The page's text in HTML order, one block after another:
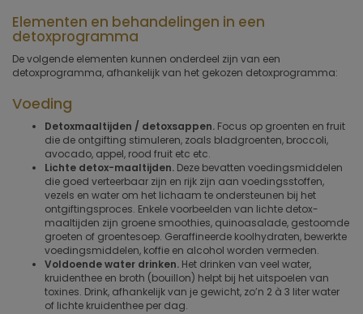
Elementen en behandelingen in een
detoxprogramma
De volgende elementen kunnen onderdeel zijn van een
detoxprogramma, afhankelijk van het gekozen detoxprogramma:
Voeding
Detoxmaaltijden / detoxsappen. Focus op groenten en fruit
die de ontgifting stimuleren, zoals bladgroenten, broccoli,
avocado, appel, rood fruit etc etc.
Lichte detox-maaltijden. Deze bevatten voedingsmiddelen
die goed verteerbaar zijn en rijk zijn aan voedingsstoffen,
vezels en water om het lichaam te ondersteunen bij het
ontgiftingsproces. Enkele voorbeelden van lichte detox-
maaltijden zijn groene smoothies, quinoasalade, gestoomde
groeten of groentesoep. Geraffineerde koolhydraten, bewerkte
voedingsmiddelen, koffie en alcohol worden vermeden.
Voldoende water drinken. Het drinken van veel water,
kruidenthee en broth (bouillon) helpt bij het uitspoelen van
toxines. Drink, afhankelijk van je gewicht, zo’n 2 à 3 liter water
of lichte kruidenthee per dag.